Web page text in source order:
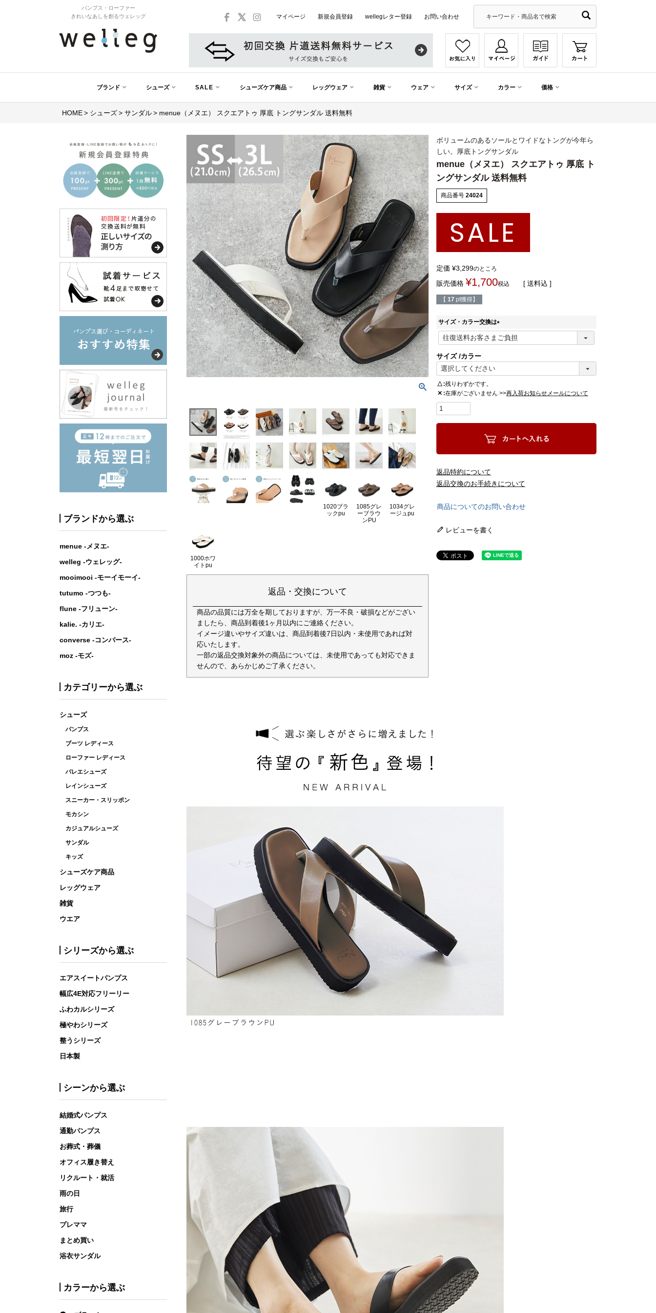
パンプス・ローファー
きれいなあしを創るウェレッグ
マイページ 新規会員登録 wellegレター登録 お問い合わせ
ブランド シューズ SALE シューズケア商品 レッグウェア 雑貨 ウェア サイズ カラー 価格
HOME シューズ サンダル menue（メヌエ） スクエアトゥ 厚底 トングサンダル 送料無料
ブランドから選ぶ
menue -メヌエ-
welleg -ウェレッグ-
mooimooi -モーイモーイ-
tutumo -つつも-
flune -フリューン-
kalie. -カリエ-
converse -コンバース-
moz -モズ-
カテゴリーから選ぶ
シューズ
パンプス
ブーツ レディース
ローファー レディース
バレエシューズ
レインシューズ
スニーカー・スリッポン
モカシン
カジュアルシューズ
サンダル
キッズ
シューズケア商品
レッグウェア
雑貨
ウエア
シリーズから選ぶ
エアスイートパンプス
幅広4E対応フリーリー
ふわカルシリーズ
極やわシリーズ
整うシリーズ
日本製
シーンから選ぶ
結婚式パンプス
通勤パンプス
お葬式・葬儀
オフィス履き替え
リクルート・就活
雨の日
旅行
プレママ
まとめ買い
浴衣サンダル
カラーから選ぶ
1020ブラ
ックpu
1085グレ
ーブラウ
ンPU
1034グレ
ージュpu
1000ホワ
イトpu
返品・交換について
商品の品質には万全を期しておりますが、万一不良・破損などがござい
ましたら、商品到着後1ヶ月以内にご連絡ください。
イメージ違いやサイズ違いは、商品到着後7日以内・未使用であれば対
応いたします。
一部の返品交換対象外の商品については、未使用であっても対応できま
せんので、あらかじめご了承ください。
ボリュームのあるソールとワイドなトングが今年ら
しい。厚底トングサンダル
menue（メヌエ） スクエアトゥ 厚底 ト
ングサンダル 送料無料
商品番号 24024
SALE
定価 ¥3,299のところ
販売価格 ¥1,700税込 送料込
【 17 pt獲得】
サイズ・カラー交換は
必
)
サイズ カラー
△ 残りわずかです。
✕ 在庫がございません >>再入荷お知らせメールについて
返品特約について
返品交換のお手続きについて
商品についてのお問い合わせ
レビューを書く